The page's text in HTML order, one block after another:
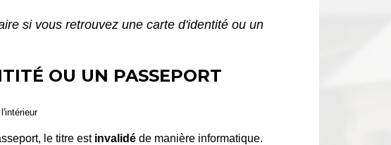
si vous retrouvez une carte d'identité ou un
OU UN PASSEPORT
le titre est invalidé de manière informatique.